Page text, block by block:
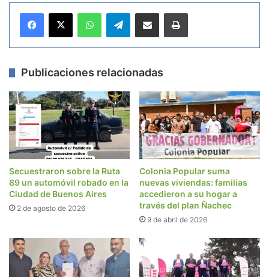
Telegram
Publicaciones relacionadas
Secuestraron sobre la Ruta
89 un automóvil robado en la
Ciudad de Buenos Aires
2 de agosto de 2026
Colonia Popular suma
nuevas viviendas: familias
accedieron a su hogar a
través del plan Ñachec
9 de abril de 2026